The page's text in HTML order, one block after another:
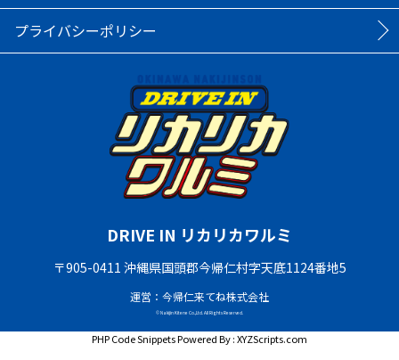
プライバシーポリシー
DRIVE IN リカリカワルミ
〒905-0411 沖縄県国頭郡今帰仁村字天底1124番地5
運営：今帰仁来てね株式会社
© Nakijin Kitene Co.,Ltd. All Rights Reserved.
PHP Code SnippetsPowered By :XYZScripts.com